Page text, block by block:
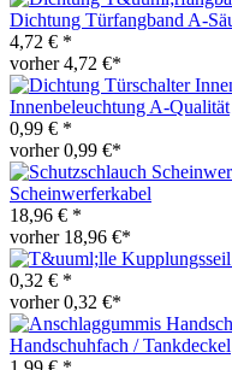
Dichtung Türfangband A-
4,72 € *
vorher 4,72 €*
Innenbeleuchtung A-Qualität
0,99 € *
vorher 0,99 €*
Scheinwerferkabel
18,96 € *
vorher 18,96 €*
0,32 € *
vorher 0,32 €*
Handschuhfach / Tankdeckel